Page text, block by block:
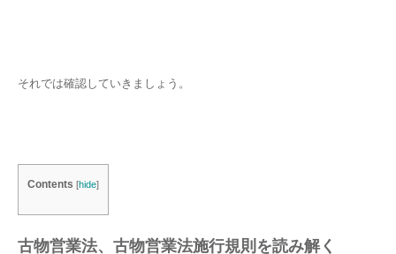
それでは確認していきましょう。
Contents [hide]
古物営業法、古物営業法施行規則を読み解く